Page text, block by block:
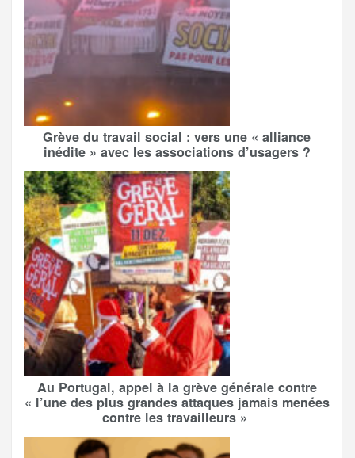
Grève du travail social : vers une « alliance
inédite » avec les associations d’usagers ?
Au Portugal, appel à la grève générale contre
« l’une des plus grandes attaques jamais menées
contre les travailleurs »